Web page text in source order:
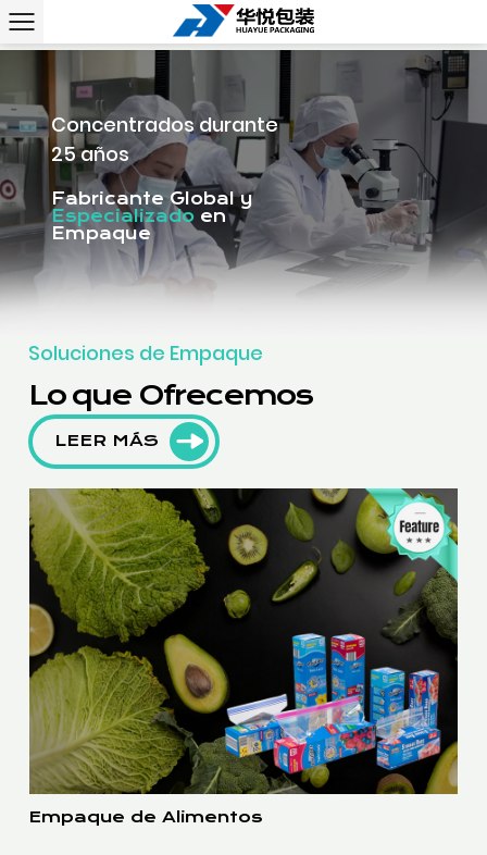
Concentrados durante
25 años
Fabricante Global y
Especializado en
Empaque
Soluciones de Empaque
Lo que Ofrecemos
LEER MÁS
Empaque de Alimentos